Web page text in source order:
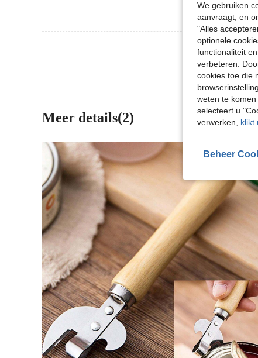
Meer
Meer details(2)
We gebruiken
aanvraagt, en
"Alles
optionele
functionaliteit
verbeteren.
cookies toe die
weten te
selecteert u
verwerken, klikt
Beheer